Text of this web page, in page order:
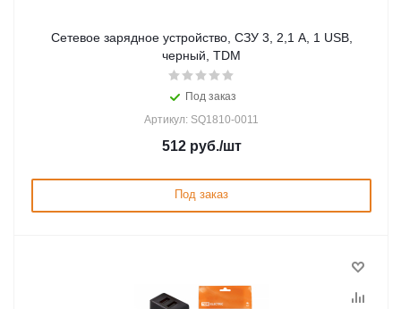
Сетевое зарядное устройство, СЗУ 3, 2,1 А, 1 USB,
черный, TDM
Под заказ
Артикул: SQ1810-0011
512руб./шт
Под заказ